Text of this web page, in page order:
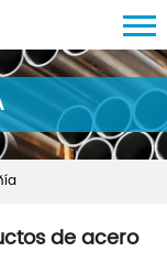
de acero